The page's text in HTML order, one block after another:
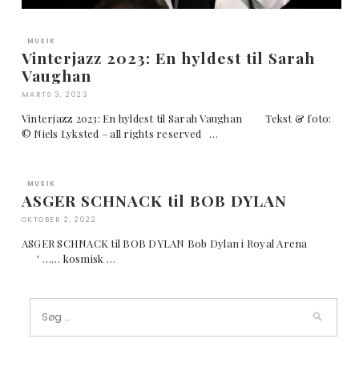
MUSIK
Vinterjazz 2023: En hyldest til Sarah
Vaughan
MARTS 3, 2023
Vinterjazz 2023: En hyldest til Sarah Vaughan Tekst & foto:
© Niels Lyksted – all rights reserved …
MUSIK
ASGER SCHNACK til BOB DYLAN
OKTOBER 2, 2022
ASGER SCHNACK til BOB DYLAN Bob Dylan i Royal Arena
' …… kosmisk …